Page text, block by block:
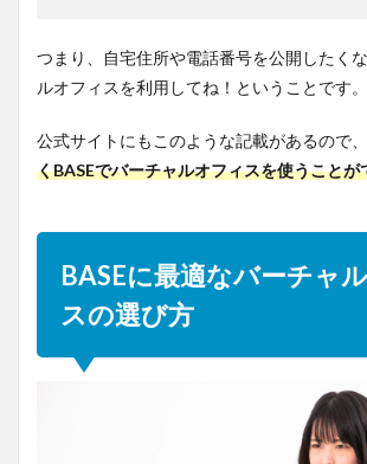
つまり、自宅住所や電話番号を公開したく
ルオフィスを利用してね！ということです。
公式サイトにもこのような記載があるので、
くBASEでバーチャルオフィスを使うことが
BASEに最適なバーチャ
スの選び方